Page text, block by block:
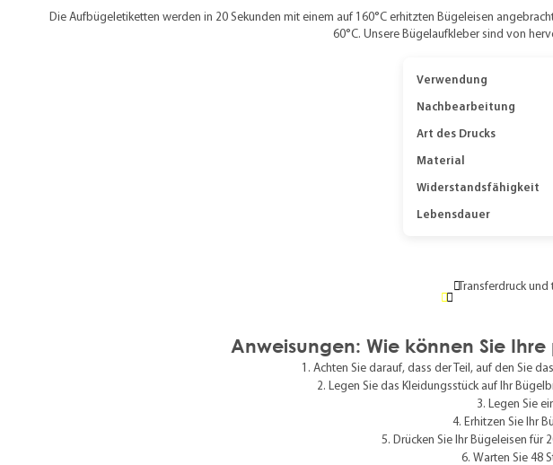
Die Aufbügeletiketten werden in 20 Sekunden mit einem auf 160°C erhitzten Bügeleisen
60°C. Unsere Bügelaufkleber sind von
Verwendung
Nachbearbeitung
Art des Drucks
Material
Widerstandsfähigkeit
Lebensdauer
Transferdruck
Anweisungen: Wie können Sie
Achten Sie darauf, dass der Teil, auf den Sie
Legen Sie das Kleidungsstück auf Ihr
Legen Sie
Erhitzen Sie Ihr
Drücken Sie Ihr Bügeleisen für
Warten Sie 48